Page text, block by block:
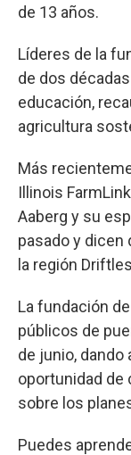
de 13 años.
Líderes de la
de dos
educación,
agricultura
Más
Illinois
Aaberg y su
pasado y dicen
la región
La fundación
públicos de
de junio, dando
oportunidad de
sobre los
Puedes